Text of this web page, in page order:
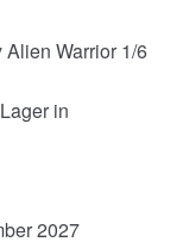
Warrior 1/6
in
2027